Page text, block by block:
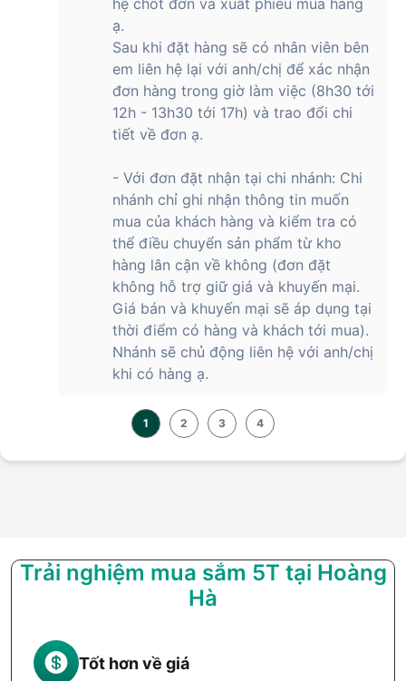
hệ chốt đơn và xuất phiếu mua hàng
ạ.
Sau khi đặt hàng sẽ có nhân viên bên
em liên hệ lại với anh/chị để xác nhận
đơn hàng trong giờ làm việc (8h30 tới
12h - 13h30 tới 17h) và trao đổi chi
tiết về đơn ạ.
- Với đơn đặt nhận tại chi nhánh: Chi
nhánh chỉ ghi nhận thông tin muốn
mua của khách hàng và kiểm tra có
thể điều chuyển sản phẩm từ kho
hàng lân cận về không (đơn đặt
không hỗ trợ giữ giá và khuyến mại.
Giá bán và khuyến mại sẽ áp dụng tại
thời điểm có hàng và khách tới mua).
Nhánh sẽ chủ động liên hệ với anh/chị
khi có hàng ạ.
1 2 3 4
Trải nghiệm mua sắm 5T tại Hoàng
Hà
Tốt hơn về giá